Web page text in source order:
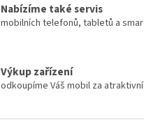
Nabízíme také servis
mobilních telefonů, tabletů a
Výkup zařízení
odkoupíme Váš mobil za